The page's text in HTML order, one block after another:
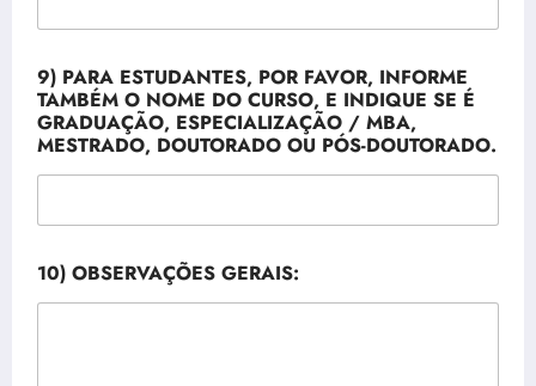
F
R
M
E
O
9) PARA ESTUDANTES, POR FAVOR, INFORME
TAMBÉM O NOME DO CURSO, E INDIQUE SE É
GRADUAÇÃO, ESPECIALIZAÇÃO / MBA,
MESTRADO, DOUTORADO OU PÓS-DOUTORADO.
10) OBSERVAÇÕES GERAIS: